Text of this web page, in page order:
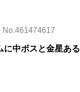
No.461474617
に中ボスと金星あ